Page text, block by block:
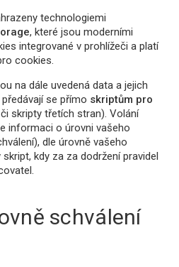
technologiemi
, které jsou moderními
integrované v prohlížeči a platí
cookies.
na dále uvedená data a jejich
se přímo skriptům pro
skripty třetích stran). Volání
informaci o úrovni vašeho
dle úrovně vašeho
kdy za za dodržení pravidel
schválení